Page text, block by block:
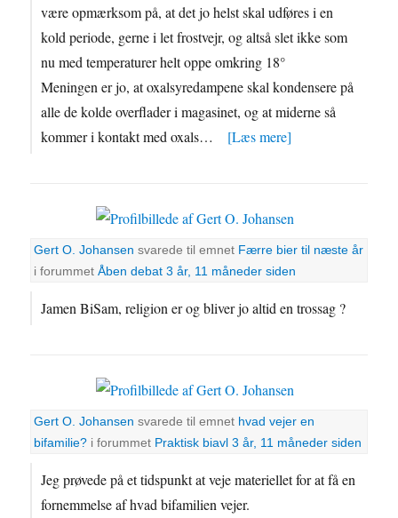
være opmærksom på, at det jo helst skal udføres i en
kold periode, gerne i let frostvejr, og altså slet ikke som
nu med temperaturer helt oppe omkring 18°
Meningen er jo, at oxalsyredampene skal kondensere på
alle de kolde overflader i magasinet, og at miderne så
kommer i kontakt med oxals…
[Læs mere]
Gert O. Johansen svarede til emnet Færre bier til næste år
i forummetÅben debat 3 år, 11 måneder siden
Jamen BiSam, religion er og bliver jo altid en trossag ?
Gert O. Johansen svarede til emnet hvad vejer en
bifamilie? i forummet Praktisk biavl 3 år, 11 måneder siden
Jeg prøvede på et tidspunkt at veje materiellet for at få en
fornemmelse af hvad bifamilien vejer.